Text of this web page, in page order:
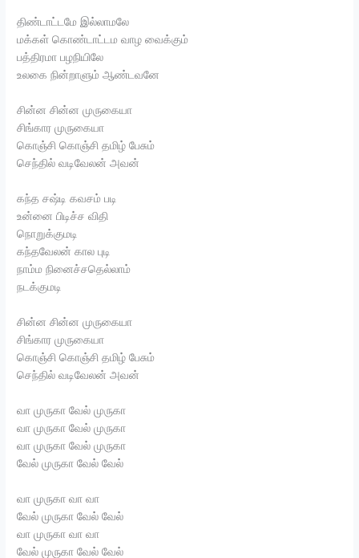
திண்டாட்டமே இல்லாமலே
மக்கள் கொண்டாட்டம வாழ வைக்கும்
பத்திரமா பழநியிலே
உலகை நின்றாளும் ஆண்டவனே
சின்ன சின்ன முருகையா
சிங்கார முருகையா
கொஞ்சி கொஞ்சி தமிழ் பேசும்
செந்தில் வடிவேலன் அவன்
கந்த சஷ்டி கவசம் படி
உன்னை பிடிச்ச விதி
நொறுக்குமடி
கந்தவேலன் கால புடி
நாம்ம நினைச்சதெல்லாம்
நடக்குமடி
சின்ன சின்ன முருகையா
சிங்கார முருகையா
கொஞ்சி கொஞ்சி தமிழ் பேசும்
செந்தில் வடிவேலன் அவன்
வா முருகா வேல் முருகா
வா முருகா வேல் முருகா
வா முருகா வேல் முருகா
வேல் முருகா வேல் வேல்
வா முருகா வா வா
வேல் முருகா வேல் வேல்
வா முருகா வா வா
வேல் முருகா வேல் வேல்